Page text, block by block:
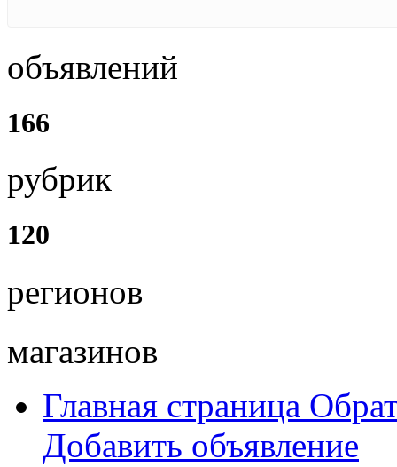
объявлений
166
рубрик
120
регионов
магазинов
Главная страница
Добавить объявление